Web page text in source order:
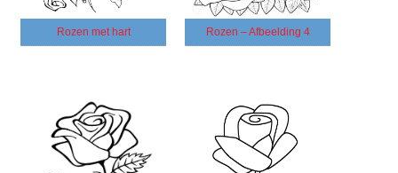
Rozen met hart Rozen – Afbeelding 4